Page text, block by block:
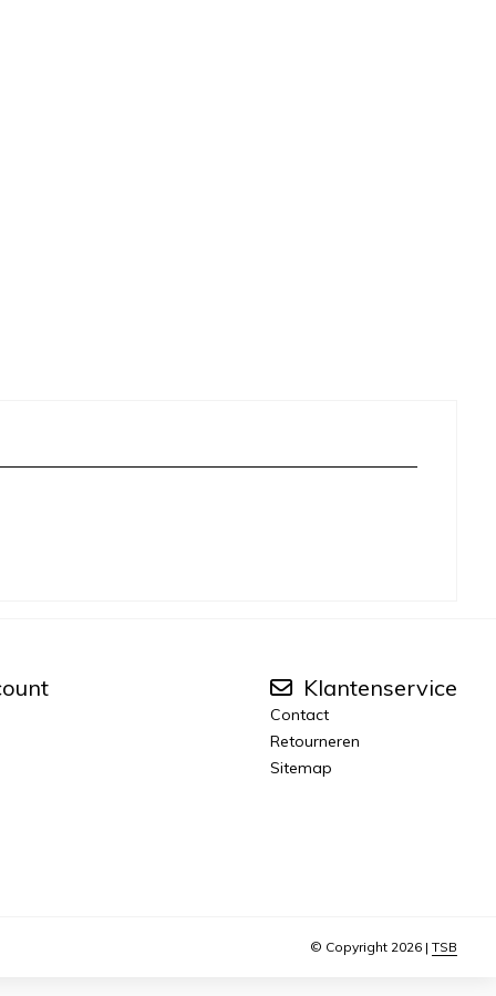
Klantenservice
Contact
Retourneren
Sitemap
© Copyright 2026 | TSB